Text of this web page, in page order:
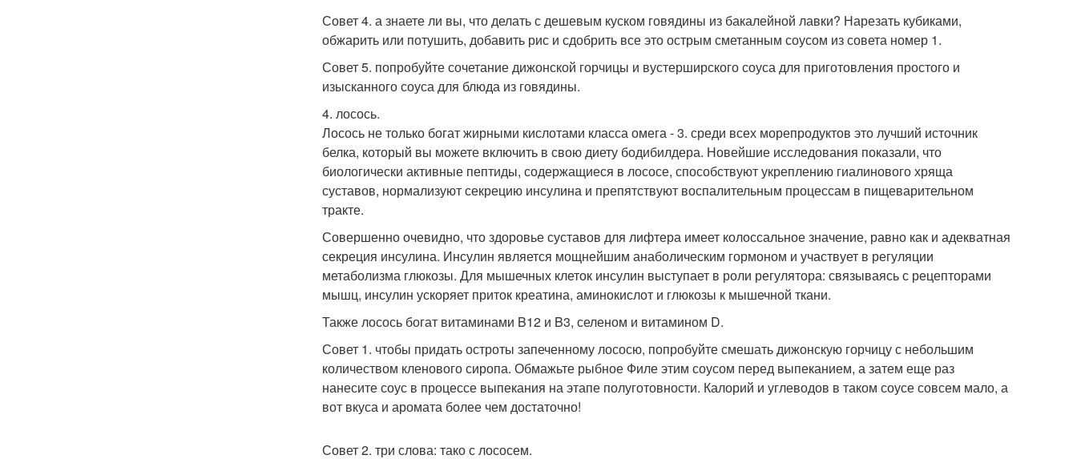
Совет 4. а знаете ли вы, что делать с дешевым куском говядины из бакалейной лавки? Нарезать кубиками,
обжарить или потушить, добавить рис и сдобрить все это острым сметанным соусом из совета номер 1.
Совет 5. попробуйте сочетание дижонской горчицы и вустерширского соуса для приготовления простого и
изысканного соуса для блюда из говядины.
4. лосось.
Лосось не только богат жирными кислотами класса омега - 3. среди всех морепродуктов это лучший источник
белка, который вы можете включить в свою диету бодибилдера. Новейшие исследования показали, что
биологически активные пептиды, содержащиеся в лососе, способствуют укреплению гиалинового хряща
суставов, нормализуют секрецию инсулина и препятствуют воспалительным процессам в пищеварительном
тракте.
Совершенно очевидно, что здоровье суставов для лифтера имеет колоссальное значение, равно как и адекватная
секреция инсулина. Инсулин является мощнейшим анаболическим гормоном и участвует в регуляции
метаболизма глюкозы. Для мышечных клеток инсулин выступает в роли регулятора: связываясь с рецепторами
мышц, инсулин ускоряет приток креатина, аминокислот и глюкозы к мышечной ткани.
Также лосось богат витаминами B12 и B3, селеном и витамином D.
Совет 1. чтобы придать остроты запеченному лососю, попробуйте смешать дижонскую горчицу с небольшим
количеством кленового сиропа. Обмажьте рыбное Филе этим соусом перед выпеканием, а затем еще раз
нанесите соус в процессе выпекания на этапе полуготовности. Калорий и углеводов в таком соусе совсем мало, а
вот вкуса и аромата более чем достаточно!
Совет 2. три слова: тако с лососем.